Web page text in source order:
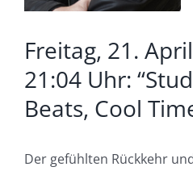
Freitag, 21.
21:04 Uhr:
Beats, Cool
Der gefühlten Rückkehr